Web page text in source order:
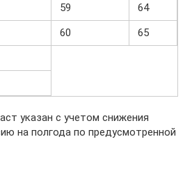
59
64
60
65
указан с учетом снижения
на полгода по предусмотренной